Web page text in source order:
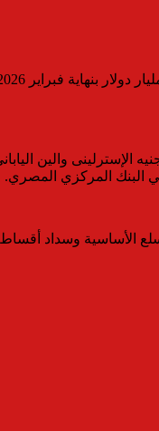
الإسترلينى والين
البنك المركزي المصري.
الأساسية وسداد